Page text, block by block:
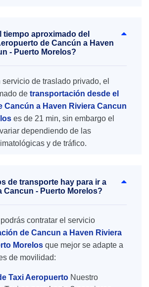
tiempo aproximado del
de Cancún a Haven
- Puerto Morelos?
de traslado privado, el
de transportación desde el
Cancún a Haven Riviera Cancun
es de 21 min, sin embargo el
dependiendo de las
y de tráfico.
de transporte hay para ir a
Cancun - Puerto Morelos?
contratar el servicio
de Cancun a Haven Riviera
Morelos que mejor se adapte a
de movilidad:
Taxi Aeropuerto Nuestro